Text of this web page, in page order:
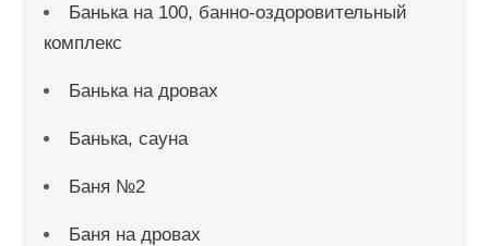
Банька на 100, банно-оздоровительный
комплекс
Банька на дровах
Банька, сауна
Баня №2
Баня на дровах